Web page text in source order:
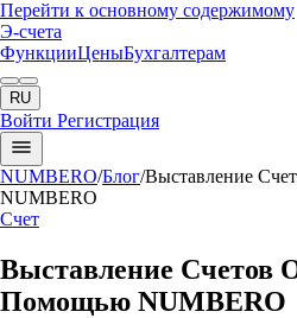
Перейти к основному содержимому
Э-счета
ФункцииЦеныБухгалтерам
RU
Войти Регистрация
NUMBERO/Блог/Выставление
NUMBERO
Счет
Выставление Счетов
Помощью NUMBERO